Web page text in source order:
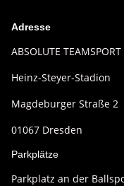
Adresse
ABSOLUTE
Heinz-Steyer-Stadion
Magdeburger Straße 2
01067 Dresden
Parkplätze
Parkplatz an der